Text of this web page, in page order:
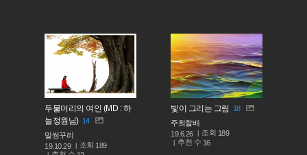
두물머리의 여인 (MD : 하
늘정원님) 14
말썽꾸리
19.10.29
조회 189
빛이 그리는 그림 18
주희할배
19.6.26
조회 189
추천 수 16